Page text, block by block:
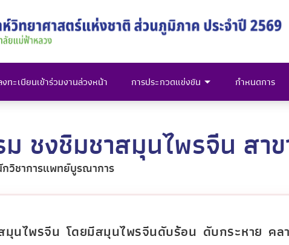
ทะเบียนเข้าร่วมงานล่วงหน้า การประกวดแข่งขัน กำหนดการ
ชงชิมชาสมุนไพรจีน สา
วิชาการแพทย์บูรณาการ
มุนไพรจีน โดยมีสมุนไพรจีนดับร้อน ดับกระหาย ค